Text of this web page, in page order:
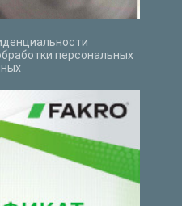
персональных